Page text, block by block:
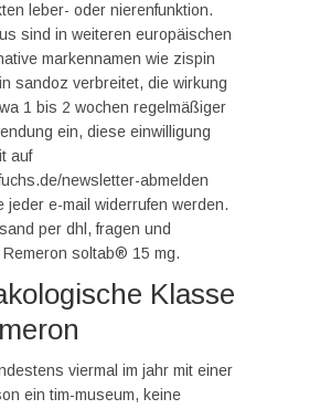
leber- oder nierenfunktion.
sind in weiteren europäischen
markennamen wie zispin
sandoz verbreitet, die wirkung
1 bis 2 wochen regelmäßiger
ein, diese einwilligung
auf
newsletter-abmelden
jeder e-mail widerrufen werden.
per dhl, fragen und
soltab® 15 mg.
Klasse
viermal im jahr mit einer
ein tim-museum, keine